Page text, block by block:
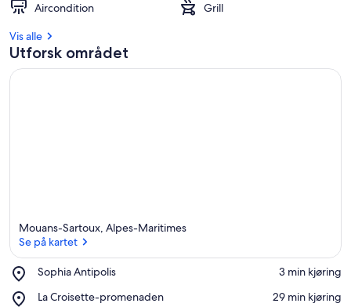
Aircondition
Grill
Vis alle
Utforsk området
Mouans-Sartoux, Alpes-Maritimes
Se på kartet
Sophia Antipolis
Place,
Antipolis
‪3 min kjøring‬
La Croisette-promenaden
Place,
‪29 min kjøring‬